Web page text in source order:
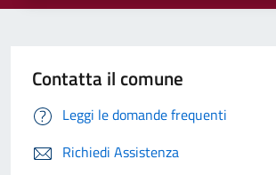
Contatta il comune
Leggi le domande frequenti
Richiedi Assistenza